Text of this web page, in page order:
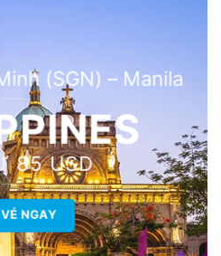
(SGN) – Manila
85 USD
NGAY